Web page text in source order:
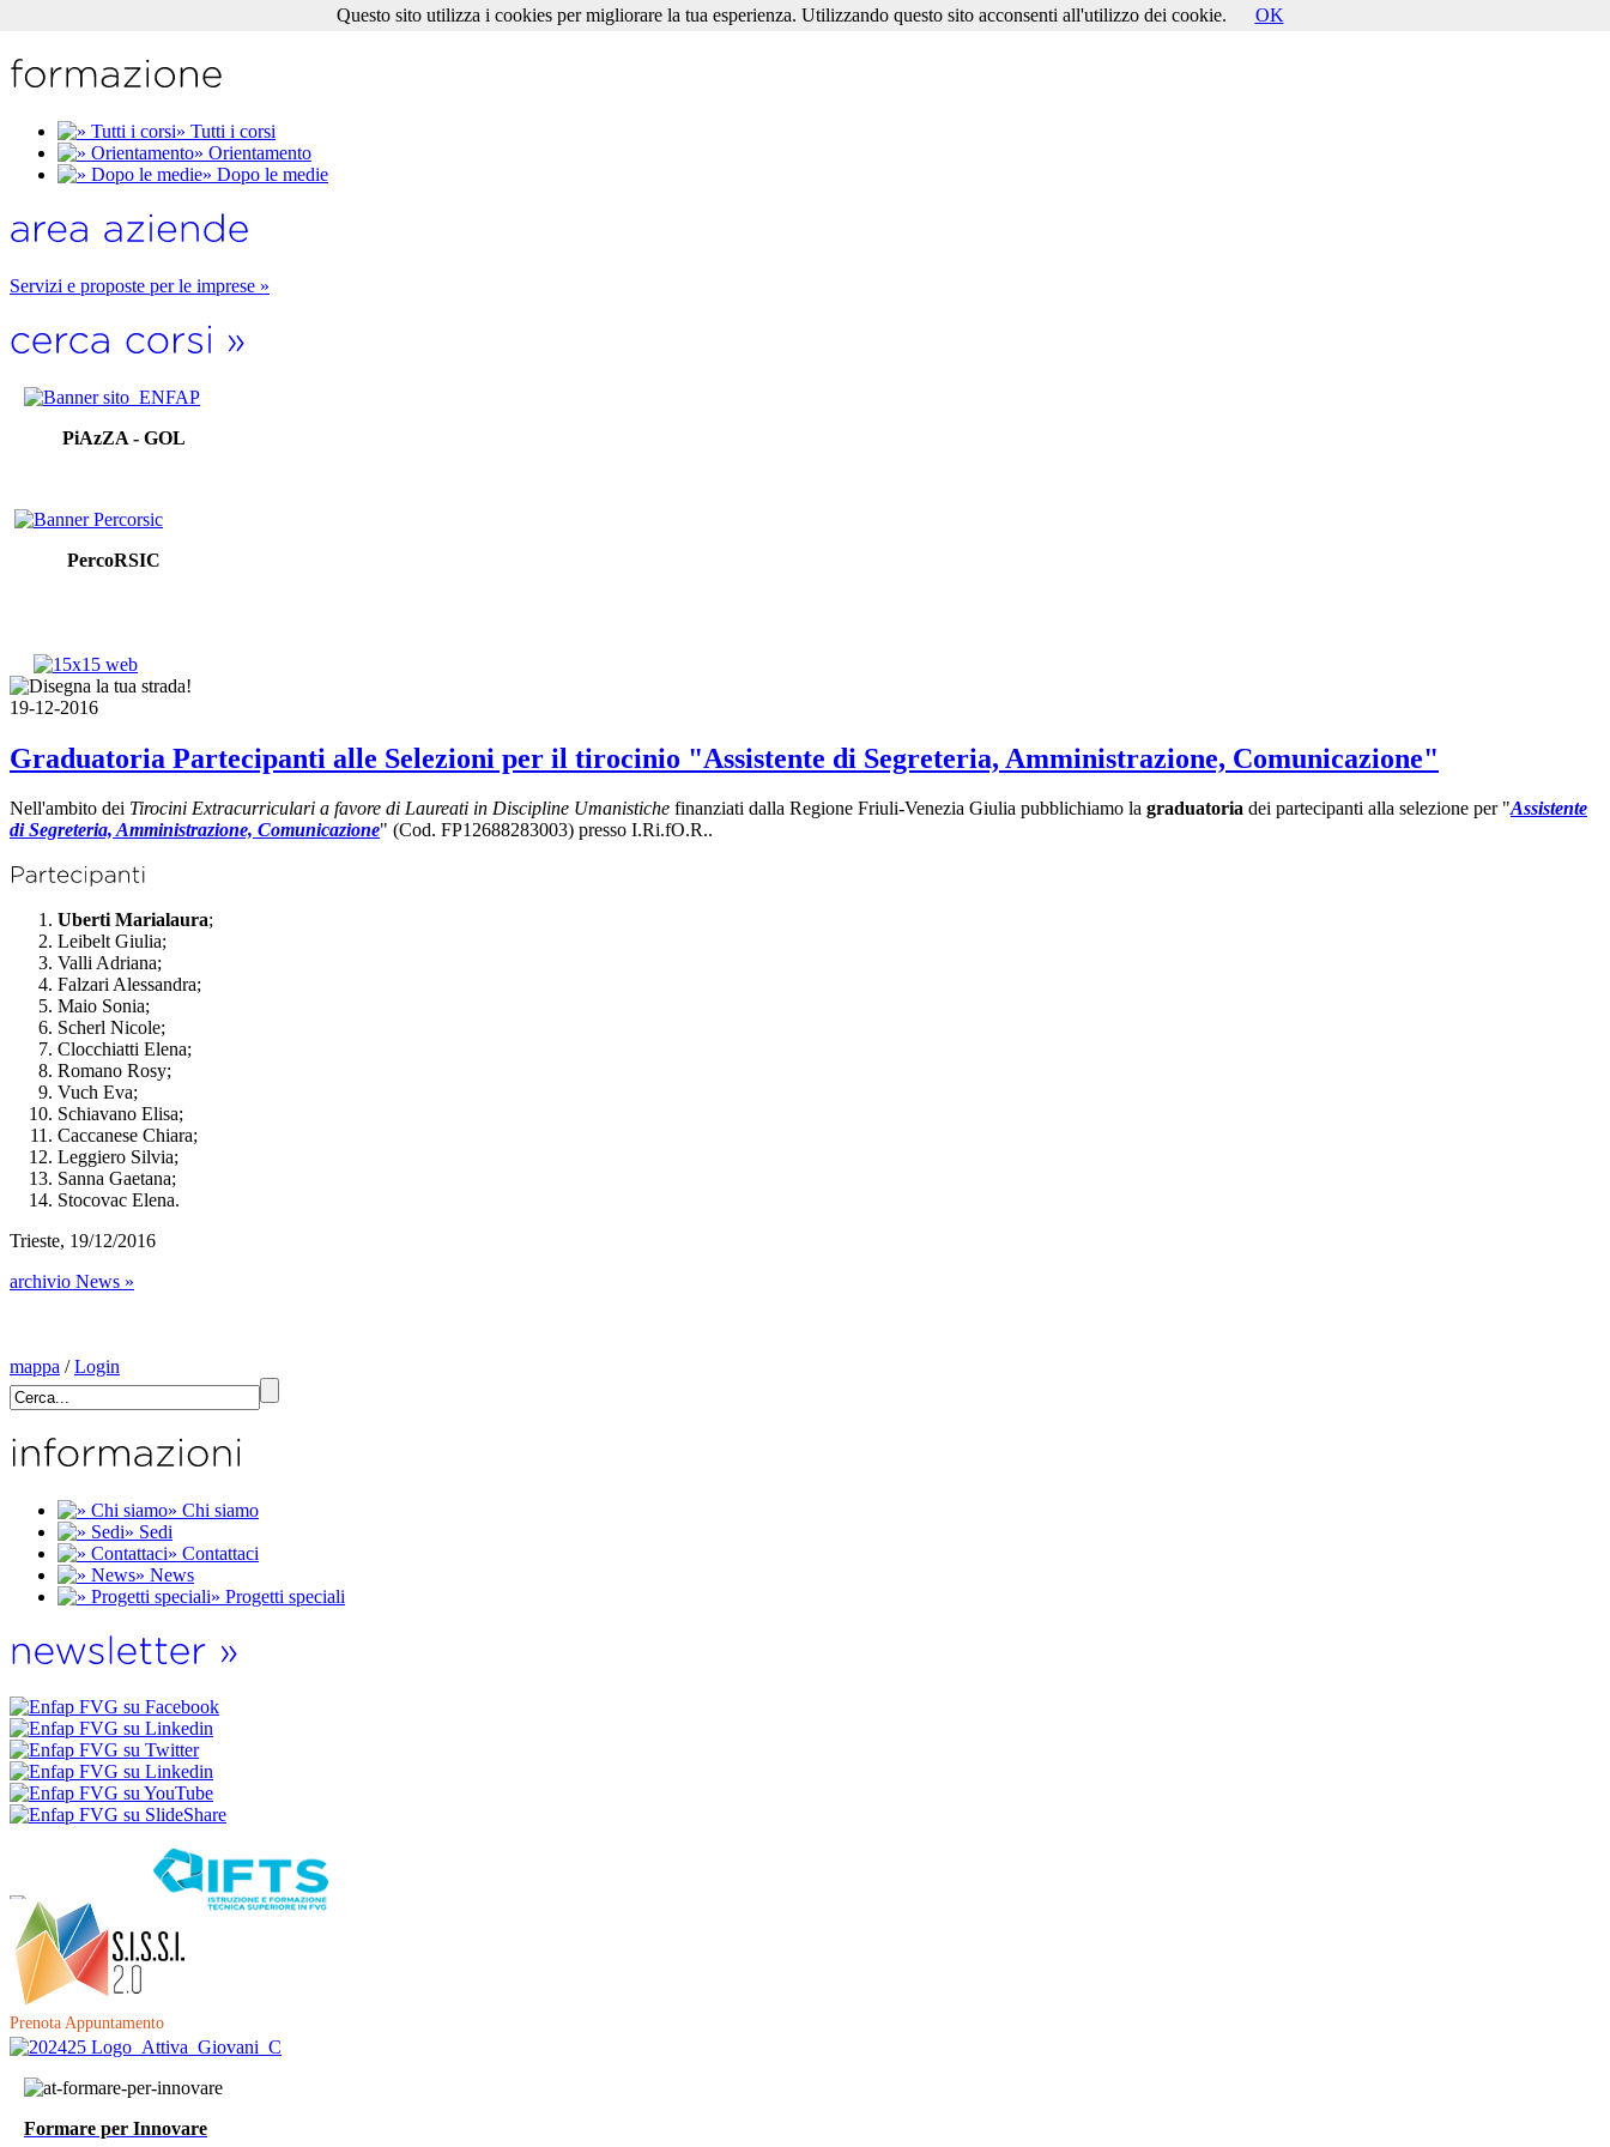
» Tutti i corsi
» Orientamento
» Dopo le medie
Servizi e proposte per le imprese »
PiAzZA - GOL
PercoRSIC
19-12-2016
Graduatoria Partecipanti alle Selezioni per il tirocinio "Assistente di Segreteria, Amministrazione, Comunicazione"
Nell'ambito dei Tirocini Extracurriculari a favore di Laureati in Discipline Umanistiche finanziati dalla Regione Friuli-Venezia Giulia pubblichiamo la graduatoria dei partecipanti alla selezione per "Assistente
di Segreteria, Amministrazione, Comunicazione" (Cod. FP12688283003) presso I.Ri.fO.R..
Uberti Marialaura;
Leibelt Giulia;
Valli Adriana;
Falzari Alessandra;
Maio Sonia;
Scherl Nicole;
Clocchiatti Elena;
Romano Rosy;
Vuch Eva;
Schiavano Elisa;
Caccanese Chiara;
Leggiero Silvia;
Sanna Gaetana;
Stocovac Elena.
Trieste, 19/12/2016
archivio News »
mappa /Login
» Chi siamo
» Sedi
» Contattaci
» News
» Progetti speciali
Prenota Appuntamento
Formare per Innovare
Questo sito utilizza i cookies per migliorare la tua esperienza. Utilizzando questo sito acconsenti all'utilizzo dei cookie. OK